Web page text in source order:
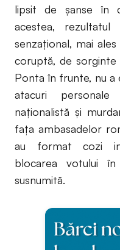
lipsit de şanse în
acestea,
senzaţional, mai
coruptă, de sorginte
Ponta în frunte, nu a
atacuri
naţionalistă şi
faţa ambasadelor
au format cozi
blocarea votului în
susnumită.